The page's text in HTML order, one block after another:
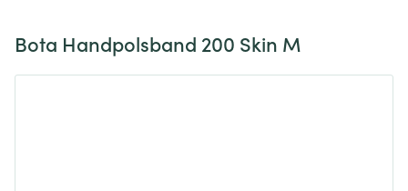
Bota Handpolsband 200 Skin M